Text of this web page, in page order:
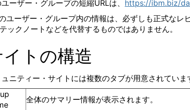
ーザー・グループの短縮URLは、 https://ibm.biz/
ユーザー・グループ内の情報は、必ずしも正式なレ
ックノートなどを代替するものではありません。
トの構造
ニティー・サイトには複数のタブが用意されてい
全体のサマリー情報が表示されます。